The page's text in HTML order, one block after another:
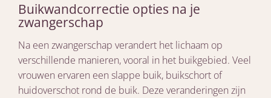
Buikwandcorrectie opties na je
zwangerschap
Na een zwangerschap verandert het lichaam op
verschillende manieren, vooral in het buikgebied. Veel
vrouwen ervaren een slappe buik, buikschort of
huidoverschot rond de buik. Deze veranderingen zijn